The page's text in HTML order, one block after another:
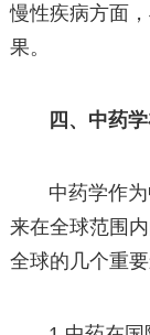
慢性疾病方面
果。
四、中药
中药学作
来在全球范围
全球的几个重要